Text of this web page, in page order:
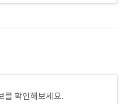
를 확인해보세요.